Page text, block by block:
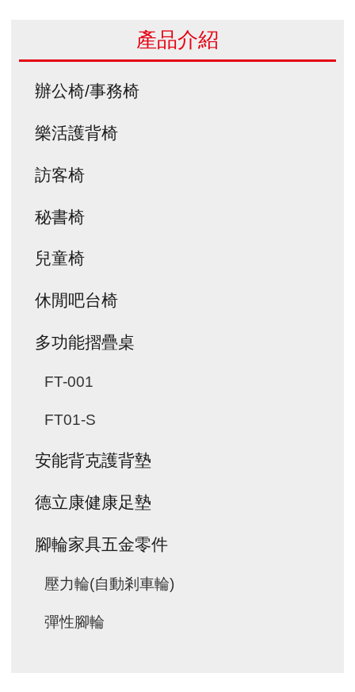
產品介紹
辦公椅/事務椅
樂活護背椅
訪客椅
秘書椅
兒童椅
休閒吧台椅
多功能摺疊桌
FT-001
FT01-S
安能背克護背墊
德立康健康足墊
腳輪家具五金零件
壓力輪(自動剎車輪)
彈性腳輪